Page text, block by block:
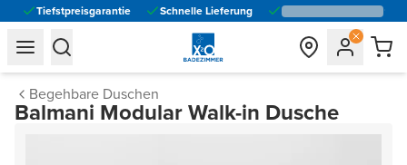
Tiefstpreisgarantie Schnelle Lieferung
general.navigation.toggle_menu.label
general.navigation.toggle_menu.label
Begehbare Duschen
Balmani Modular Walk-in Dusche